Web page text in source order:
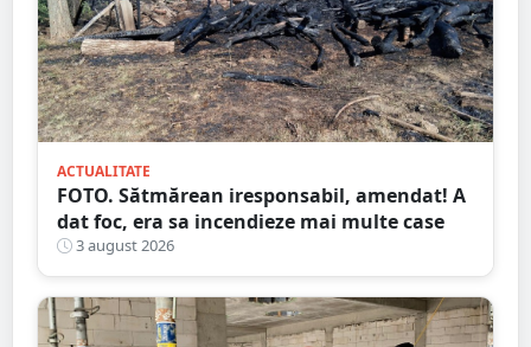
ACTUALITATE
FOTO. Sătmărean iresponsabil, amendat! A
dat foc, era sa incendieze mai multe case
3 august 2026